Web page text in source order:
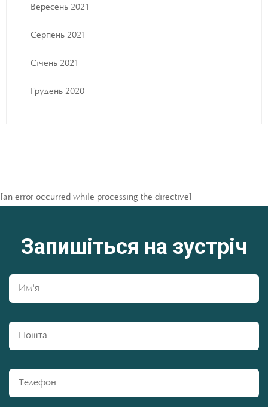
Вересень 2021
Серпень 2021
Січень 2021
Грудень 2020
[an error occurred while processing the directive]
Запишіться на зустріч